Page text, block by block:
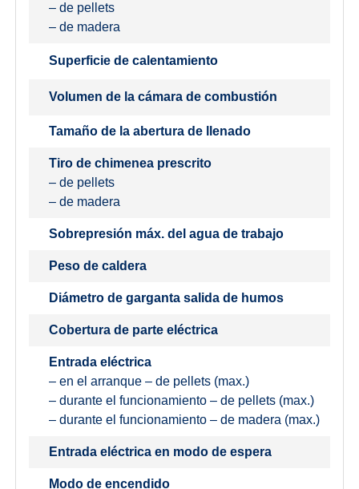
– de pellets
– de madera
Superficie de calentamiento
Volumen de la cámara de combustión
Tamaño de la abertura de llenado
Tiro de chimenea prescrito
– de pellets
– de madera
Sobrepresión máx. del agua de trabajo
Peso de caldera
Diámetro de garganta salida de humos
Cobertura de parte eléctrica
Entrada eléctrica
– en el arranque – de pellets (max.)
– durante el funcionamiento – de pellets (max.)
– durante el funcionamiento – de madera (max.)
Entrada eléctrica en modo de espera
Modo de encendido